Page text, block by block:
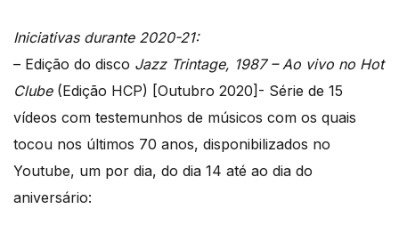
Iniciativas durante 2020-21:
– Edição do disco Jazz Trintage, 1987 – Ao vivo no Hot
Clube(Edição HCP) [Outubro 2020]- Série de 15
vídeos com testemunhos de músicos com os quais
tocou nos últimos 70 anos, disponibilizados no
Youtube, um por dia, do dia 14 até ao dia do
aniversário: